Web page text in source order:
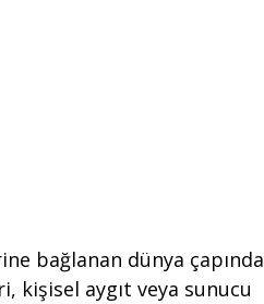
bağlanan dünya çapında
kişisel aygıt veya sunucu